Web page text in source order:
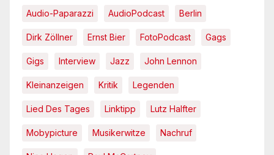
Audio-Paparazzi AudioPodcast Berlin
Dirk Zöllner Ernst Bier FotoPodcast Gags
Gigs Interview Jazz John Lennon
Kleinanzeigen Kritik Legenden
Lied Des Tages Linktipp Lutz Halfter
Mobypicture Musikerwitze Nachruf